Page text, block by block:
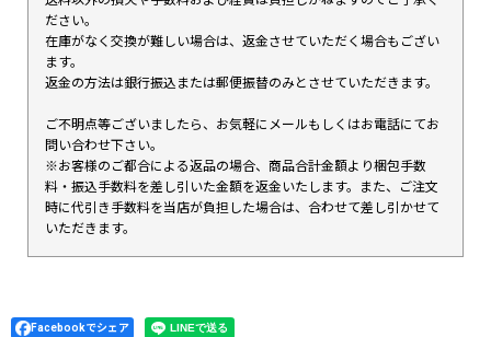
ださい。
在庫がなく交換が難しい場合は、返金させていただく場合もござい
ます。
返金の方法は銀行振込または郵便振替のみとさせていただきます。
ご不明点等ございましたら、お気軽にメールもしくはお電話にてお
問い合わせ下さい。
※お客様のご都合による返品の場合、商品合計金額より梱包手数
料・振込手数料を差し引いた金額を返金いたします。また、ご注文
時に代引き手数料を当店が負担した場合は、合わせて差し引かせて
いただきます。
Facebookでシェア